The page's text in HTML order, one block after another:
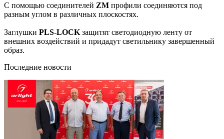
С помощью соединителей ZM профили соединяются под
разным углом в различных плоскостях.
Заглушки PLS-LOCK защитят светодиодную ленту от
внешних воздействий и придадут светильнику завершенный
образ.
Последние новости